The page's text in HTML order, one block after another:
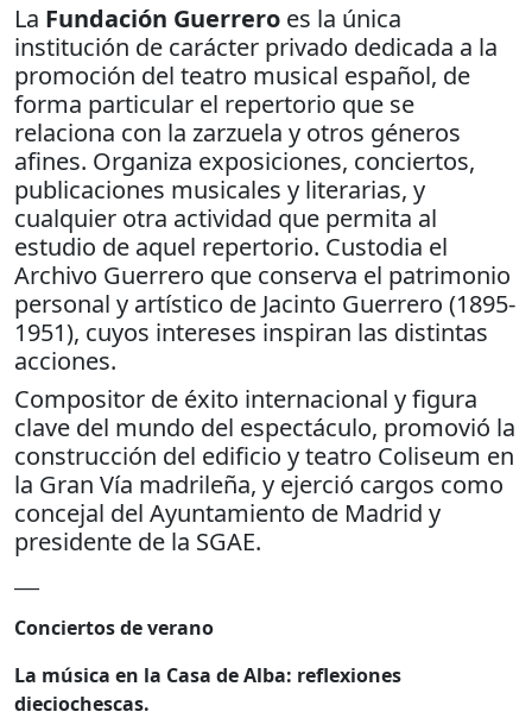
La Fundación Guerrero es la única
institución de carácter privado dedicada a la
promoción del teatro musical español, de
forma particular el repertorio que se
relaciona con la zarzuela y otros géneros
aﬁnes. Organiza exposiciones, conciertos,
publicaciones musicales y literarias, y
cualquier otra actividad que permita al
estudio de aquel repertorio. Custodia el
Archivo Guerrero que conserva el patrimonio
personal y artístico de Jacinto Guerrero (1895-
1951), cuyos intereses inspiran las distintas
acciones.
Compositor de éxito internacional y ﬁgura
clave del mundo del espectáculo, promovió la
construcción del ediﬁcio y teatro Coliseum en
la Gran Vía madrileña, y ejerció cargos como
concejal del Ayuntamiento de Madrid y
presidente de la SGAE.
Conciertos de verano
La música en la Casa de Alba: reflexiones
dieciochescas.